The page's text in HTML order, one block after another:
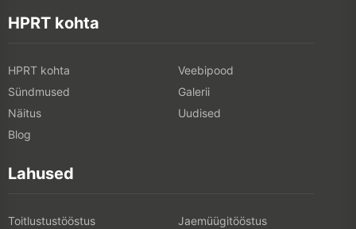
HPRT kohta
HPRT kohta
Veebipood
Sündmused
Galerii
Näitus
Uudised
Blog
Lahused
Toitlustustööstus
Jaemüügitööstus